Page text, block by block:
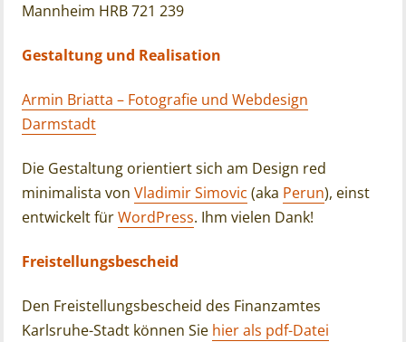
Mannheim HRB 721 239
Gestaltung und Realisation
Armin Briatta – Fotografie und Webdesign
Darmstadt
Die Gestaltung orientiert sich am Design red
minimalista von Vladimir Simovic (aka Perun), einst
entwickelt fürWordPress. Ihm vielen Dank!
Freistellungsbescheid
Den Freistellungsbescheid des Finanzamtes
Karlsruhe-Stadt können Sie hier als pdf-Datei